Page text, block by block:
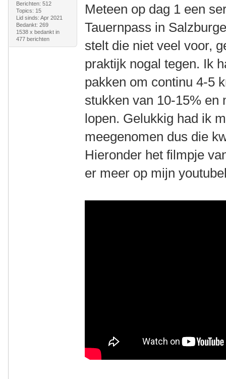
Berichten: 512
Topics: 15
Lid sinds: Apr 2021
Bedankt: 269
1538 x bedankt in
477 berichten
Meteen op dag 1 een
Tauernpass in
stelt die niet veel voor,
praktijk nogal tegen. Ik
pakken om continu 4-5
stukken van 10-15% en
lopen. Gelukkig had ik
meegenomen dus die
Hieronder het filmpje
er meer op mijn